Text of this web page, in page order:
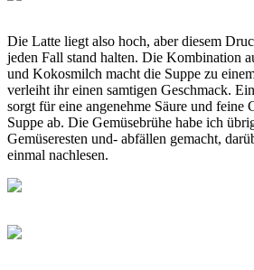
Die Latte liegt also hoch, aber diesem
jeden Fall stand halten. Die Kombination
und Kokosmilch macht die Suppe zu
verleiht ihr einen samtigen Geschmack.
sorgt für eine angenehme Säure und feine
Suppe ab. Die Gemüsebrühe habe ich
Gemüseresten und- abfällen gemacht,
einmal nachlesen.